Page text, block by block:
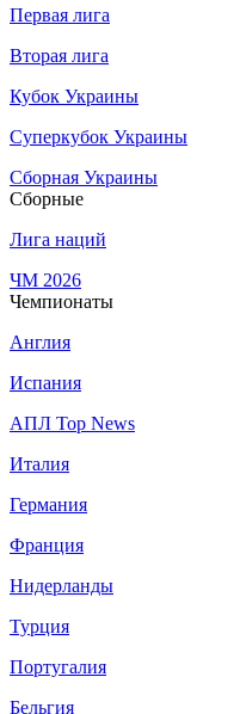
Первая лига
Вторая лига
Кубок Украины
Суперкубок Украины
Сборная Украины
Сборные
Лига наций
ЧМ 2026
Чемпионаты
Англия
Испания
АПЛ Top News
Италия
Германия
Франция
Нидерланды
Турция
Португалия
Бельгия